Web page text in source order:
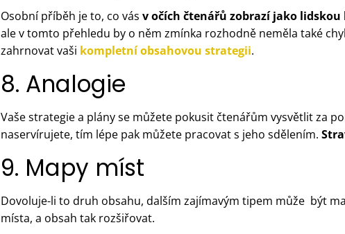
Osobní příběh je to, co vás v očích čtenářů zobrazí jako lidskou
ale v tomto přehledu by o něm zmínka rozhodně neměla také
zahrnovat vaši kompletní obsahovou strategii.
8. Analogie
Vaše strategie a plány se můžete pokusit čtenářům vysvětlit za
naservírujete, tím lépe pak můžete pracovat s jeho sdělením.
9. Mapy míst
Dovoluje-li to druh obsahu, dalším zajímavým tipem může být
místa, a obsah tak rozšiřovat.